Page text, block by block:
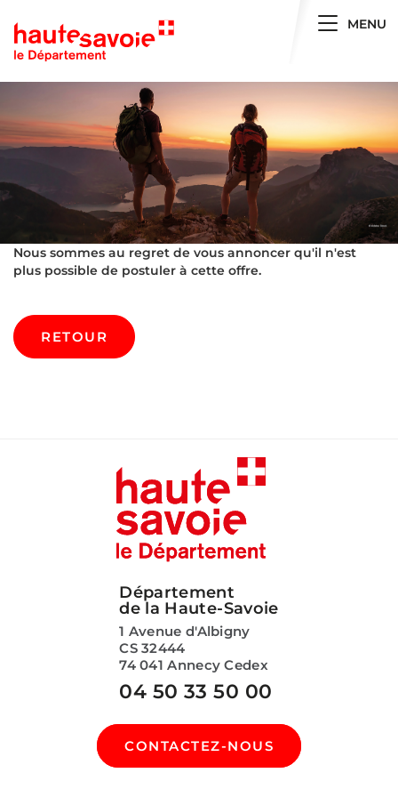
Toggle
MENU
Nous sommes au regret de vous annoncer qu'il n'est
plus possible de postuler à cette offre.
RETOUR
Département
de la Haute-Savoie
1 Avenue d'Albigny
CS 32444
74 041 Annecy Cedex
04 50 33 50 00
CONTACTEZ-NOUS